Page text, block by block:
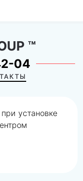
™
04
при установке